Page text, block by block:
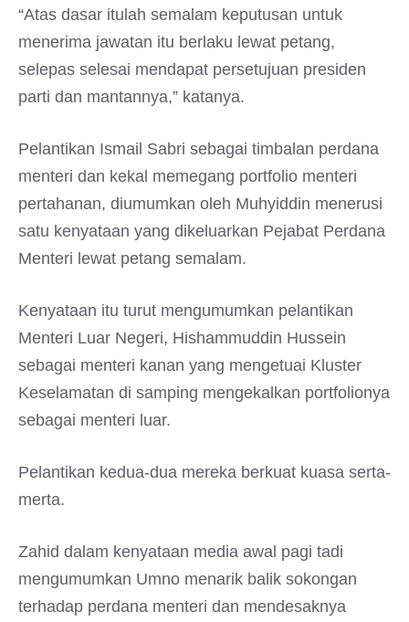
“Atas dasar itulah semalam keputusan untuk
menerima jawatan itu berlaku lewat petang,
selepas selesai mendapat persetujuan presiden
parti dan mantannya,” katanya.
Pelantikan Ismail Sabri sebagai timbalan perdana
menteri dan kekal memegang portfolio menteri
pertahanan, diumumkan oleh Muhyiddin menerusi
satu kenyataan yang dikeluarkan Pejabat Perdana
Menteri lewat petang semalam.
Kenyataan itu turut mengumumkan pelantikan
Menteri Luar Negeri, Hishammuddin Hussein
sebagai menteri kanan yang mengetuai Kluster
Keselamatan di samping mengekalkan portfolionya
sebagai menteri luar.
Pelantikan kedua-dua mereka berkuat kuasa serta-
merta.
Zahid dalam kenyataan media awal pagi tadi
mengumumkan Umno menarik balik sokongan
terhadap perdana menteri dan mendesaknya